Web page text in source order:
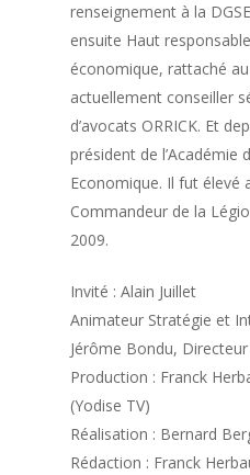
renseignement à la
ensuite Haut
économique, rattaché
actuellement conseiller
d’avocats ORRICK. Et
président de l’Académie
Economique. Il fut élevé
Commandeur de la
2009.
Invité : Alain Juillet
Animateur Stratégie et
Jérôme Bondu, Directeur
Production : Franck
(Yodise TV)
Réalisation : Bernard
Rédaction : Franck